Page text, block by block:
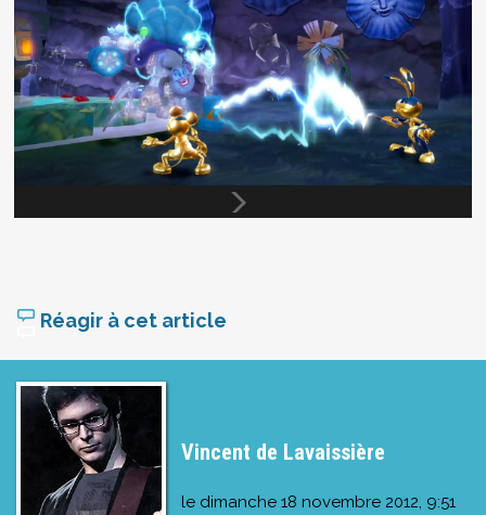
Réagir à cet article
Vincent de Lavaissière
le dimanche 18 novembre 2012, 9:51